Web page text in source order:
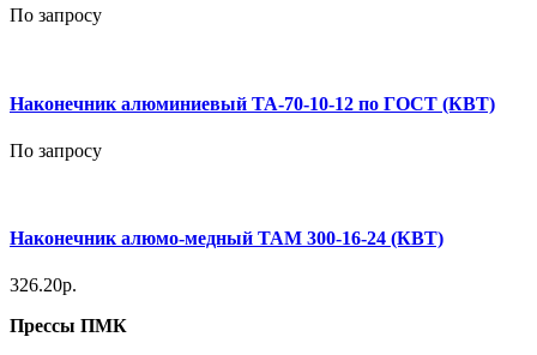
По запросу
Наконечник алюминиевый ТА-70-10-12 по ГОСТ (КВТ)
По запросу
Наконечник алюмо-медный ТАМ 300-16-24 (КВТ)
326.20р.
Прессы ПМК